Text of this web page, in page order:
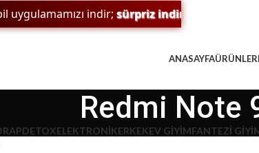
indir;sürpriz indirim
ANASAYFAÜRÜNLER
Redmi Note
DETOXELEKTRONIKERKEKEV GIYIMFANTEZI